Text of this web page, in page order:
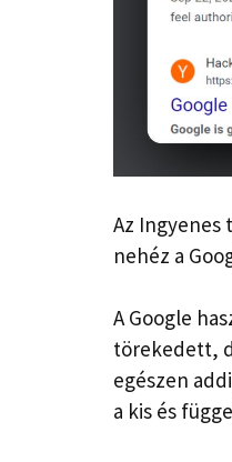
Az
nehéz a
A Google
törekedett,
egészen
a kis és